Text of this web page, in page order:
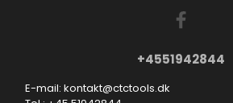
+4551942844
E-mail: kontakt@ctctools.dk